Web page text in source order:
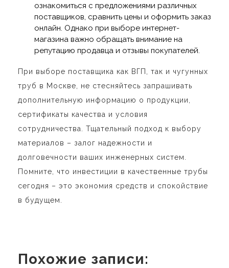
ознакомиться с предложениями различных
поставщиков, сравнить цены и оформить заказ
онлайн. Однако при выборе интернет-
магазина важно обращать внимание на
репутацию продавца и отзывы покупателей.
При выборе поставщика как ВГП, так и чугунных
труб в Москве, не стесняйтесь запрашивать
дополнительную информацию о продукции,
сертификаты качества и условия
сотрудничества. Тщательный подход к выбору
материалов – залог надежности и
долговечности ваших инженерных систем.
Помните, что инвестиции в качественные трубы
сегодня – это экономия средств и спокойствие
в будущем.
Похожие записи: